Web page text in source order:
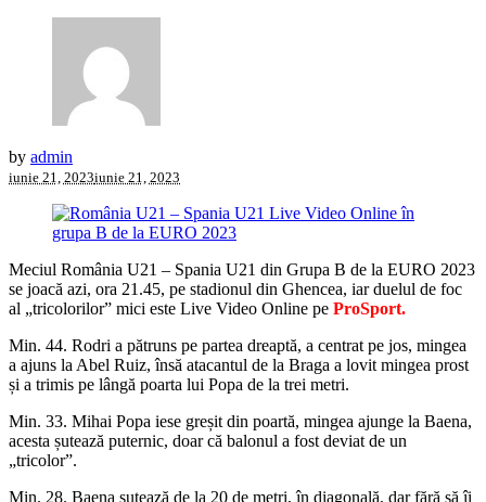
by admin
iunie 21, 2023iunie 21, 2023
Meciul România U21 – Spania U21 din Grupa B de la EURO 2023
se joacă azi, ora 21.45, pe stadionul din Ghencea, iar duelul de foc
al „tricolorilor” mici este Live Video Online pe ProSport.
Min. 44. Rodri a pătruns pe partea dreaptă, a centrat pe jos, mingea
a ajuns la Abel Ruiz, însă atacantul de la Braga a lovit mingea prost
și a trimis pe lângă poarta lui Popa de la trei metri.
Min. 33. Mihai Popa iese greșit din poartă, mingea ajunge la Baena,
acesta șutează puternic, doar că balonul a fost deviat de un
„tricolor”.
Min. 28. Baena șutează de la 20 de metri, în diagonală, dar fără să îi